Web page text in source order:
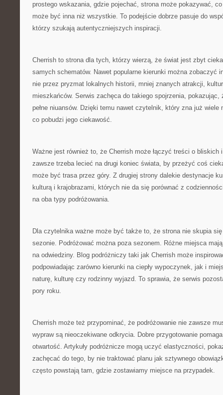
prostego wskazania, gdzie pojechać, strona może pokazywać,
może być inna niż wszystkie. To podejście dobrze pasuje do
którzy szukają autentyczniejszych inspiracji.
Cherrish to strona dla tych, którzy wierzą, że świat jest zbyt
samych schematów. Nawet popularne kierunki można zobaczyć
nie przez pryzmat lokalnych historii, mniej znanych atrakcji,
mieszkańców. Serwis zachęca do takiego spojrzenia, pokazując,
pełne niuansów. Dzięki temu nawet czytelnik, który zna już
co pobudzi jego ciekawość.
Ważne jest również to, że Cherrish może łączyć treści o bliskich
zawsze trzeba lecieć na drugi koniec świata, by przeżyć coś
może być trasa przez góry. Z drugiej strony dalekie destynacje
kulturą i krajobrazami, których nie da się porównać z
na oba typy podróżowania.
Dla czytelnika ważne może być także to, że strona nie skupia się
sezonie. Podróżować można poza sezonem. Różne miejsca
na odwiedziny. Blog podróżniczy taki jak Cherrish może
podpowiadając zarówno kierunki na ciepły wypoczynek, jak i
naturę, kulturę czy rodzinny wyjazd. To sprawia, że serwis
pory roku.
Cherrish może też przypominać, że podróżowanie nie zawsze
wypraw są nieoczekiwane odkrycia. Dobre przygotowanie
otwartość. Artykuły podróżnicze mogą uczyć elastyczności,
zachęcać do tego, by nie traktować planu jak sztywnego
często powstają tam, gdzie zostawiamy miejsce na przypadek.